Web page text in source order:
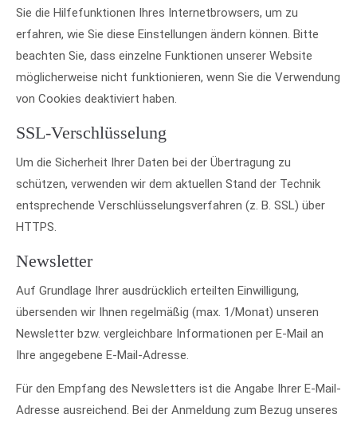
Sie die Hilfefunktionen Ihres Internetbrowsers, um zu
erfahren, wie Sie diese Einstellungen ändern können. Bitte
beachten Sie, dass einzelne Funktionen unserer Website
möglicherweise nicht funktionieren, wenn Sie die Verwendung
von Cookies deaktiviert haben.
SSL-Verschlüsselung
Um die Sicherheit Ihrer Daten bei der Übertragung zu
schützen, verwenden wir dem aktuellen Stand der Technik
entsprechende Verschlüsselungsverfahren (z. B. SSL) über
HTTPS.
Newsletter
Auf Grundlage Ihrer ausdrücklich erteilten Einwilligung,
übersenden wir Ihnen regelmäßig (max. 1/Monat) unseren
Newsletter bzw. vergleichbare Informationen per E-Mail an
Ihre angegebene E-Mail-Adresse.
Für den Empfang des Newsletters ist die Angabe Ihrer E-Mail-
Adresse ausreichend. Bei der Anmeldung zum Bezug unseres